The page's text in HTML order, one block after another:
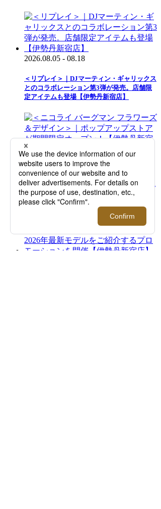
2026.08.05 - 08.18
＜リプレイ＞｜DJマーティン・ギャリックス
とのコラボレーション第3弾が発売。店舗限
定アイテムも登場【伊勢丹新宿店】
2026.08.05 - 08.18
＜ニコライ バーグマン フラワーズ＆デザイ
ン＞｜ポップアップストアが期間限定オープ
ン！【伊勢丹新宿店】